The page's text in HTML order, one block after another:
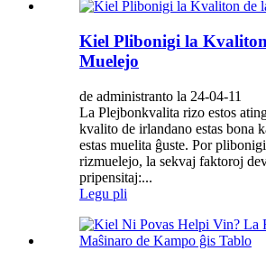
Kiel Plibonigi la
Muelejo
de administranto la 24-04-11
La Plejbonkvalita rizo estos
kvalito de irlandano estas bona
estas muelita ĝuste. Por
rizmuelejo, la sekvaj faktoroj
pripensitaj:...
Legu pli